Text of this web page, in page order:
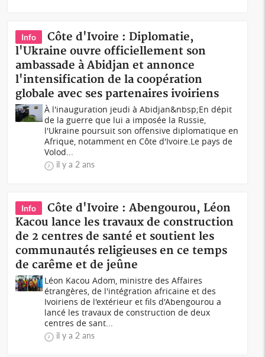
Info
Côte d'Ivoire : Diplomatie,
l'Ukraine ouvre officiellement son
ambassade à Abidjan et annonce
l'intensification de la coopération
globale avec ses partenaires ivoiriens
À l'inauguration jeudi à Abidjan&nbsp;En dépit
de la guerre que lui a imposée la Russie,
l'Ukraine poursuit son offensive diplomatique en
Afrique, notamment en Côte d'Ivoire.Le pays de
Volod...
il y a 2 ans
Info
Côte d'Ivoire : Abengourou, Léon
Kacou lance les travaux de construction
de 2 centres de santé et soutient les
communautés religieuses en ce temps
de carême et de jeûne
Léon Kacou Adom, ministre des Affaires
étrangères, de l'intégration africaine et des
Ivoiriens de l'extérieur et fils d'Abengourou a
lancé les travaux de construction de deux
centres de sant...
il y a 2 ans